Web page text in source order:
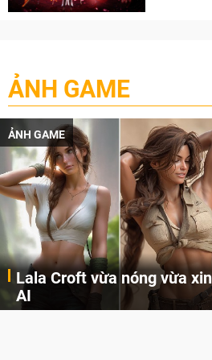
ẢNH GAME
ẢNH GAME
Lala Croft vừa nóng vừa
AI